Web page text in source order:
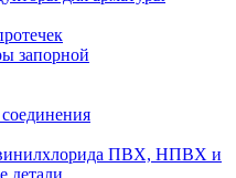
запорной
ПВХ, НПВХ и
детали